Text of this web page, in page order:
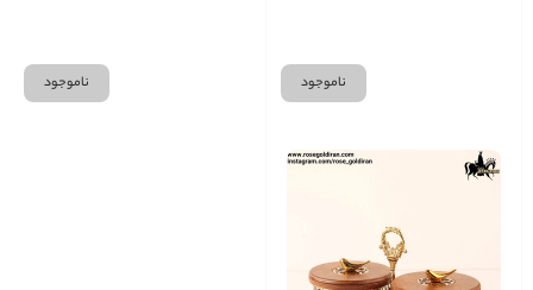
ناموجود ناموجود